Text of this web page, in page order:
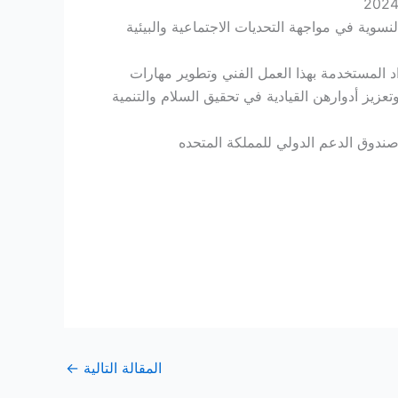
في مواجهة التحديات الاجتماعية والبيئية
بهذا العمل الفني وتطوير مهارات
أدوارهن القيادية في تحقيق السلام والتنمية
الدعم الدولي للمملكة المتحده
المقالة التالية ←